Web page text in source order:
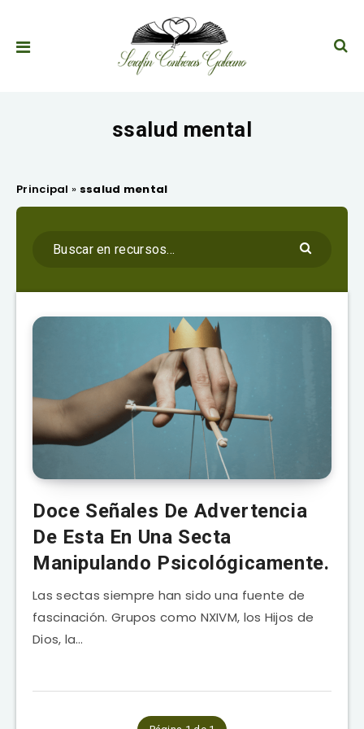
ssalud mental
Principal » ssalud mental
Doce Señales De Advertencia
De Esta En Una Secta
Manipulando Psicológicamente.
Las sectas siempre han sido una fuente de
fascinación. Grupos como NXIVM, los Hijos de
Dios, la…